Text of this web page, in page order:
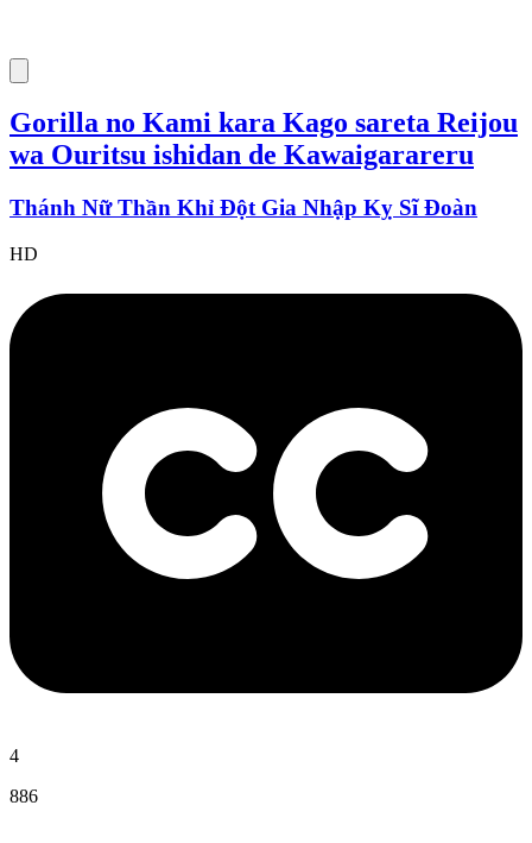
Gorilla no Kami kara Kago sareta Reijou
wa Ouritsu ishidan de Kawaigarareru
Thánh Nữ Thần Khỉ Đột Gia Nhập Kỵ Sĩ Đoàn
HD
4
886